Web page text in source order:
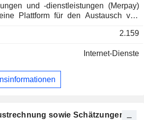
und -dienstleistungen (Merpay)
Plattform für den Austausch von
(Mercoin). Der Nettoumsatz
und andere (3,2%).
2.159
Internet-Dienste
sowie Schätzungen